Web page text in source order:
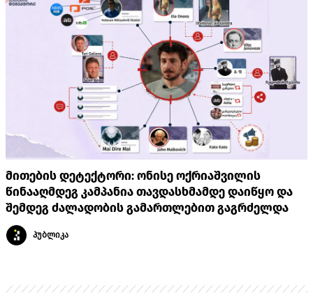
მითების დეტექტორი: ონისე ოქრიაშვილის
წინააღმდეგ კამპანია თავდასხმამდე დაიწყო და
შემდეგ ძალადობის გამართლებით გაგრძელდა
პუბლიკა